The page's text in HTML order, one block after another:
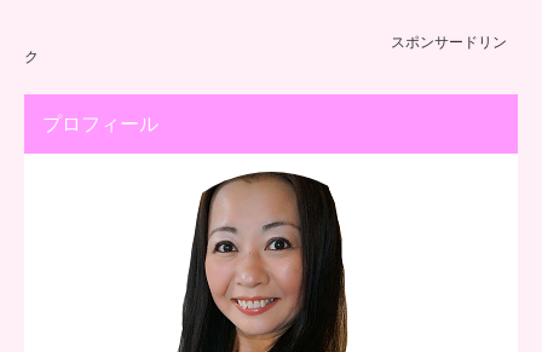
スポンサードリン
ク
プロフィール